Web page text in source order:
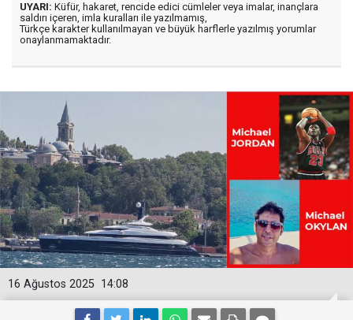
UYARI: Küfür, hakaret, rencide edici cümleler veya imalar, inançlara
saldırı içeren, imla kuralları ile yazılmamış,
Türkçe karakter kullanılmayan ve büyük harflerle yazılmış yorumlar
onaylanmamaktadır.
14:08
16 Ağustos 2025